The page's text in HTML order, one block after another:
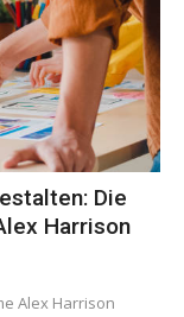
Die
Harrison
Alex Harrison